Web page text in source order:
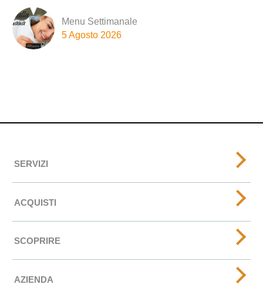
Menu Settimanale
5 Agosto 2026
SERVIZI
ACQUISTI
SCOPRIRE
AZIENDA